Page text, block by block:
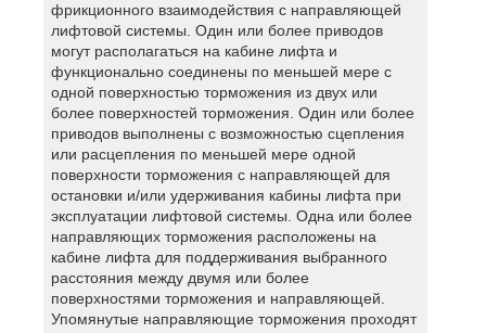
фрикционного взаимодействия с направляющей
лифтовой системы. Один или более приводов
могут располагаться на кабине лифта и
функционально соединены по меньшей мере с
одной поверхностью торможения из двух или
более поверхностей торможения. Один или более
приводов выполнены с возможностью сцепления
или расцепления по меньшей мере одной
поверхности торможения с направляющей для
остановки и/или удерживания кабины лифта при
эксплуатации лифтовой системы. Одна или более
направляющих торможения расположены на
кабине лифта для поддерживания выбранного
расстояния между двумя или более
поверхностями торможения и направляющей.
Упомянутые направляющие торможения проходят